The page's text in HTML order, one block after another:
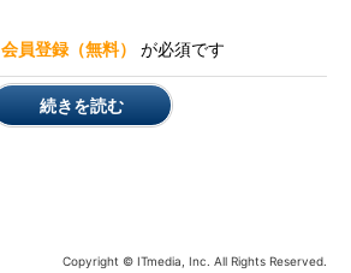
会員登録（無料） が必須です
続きを読む
Copyright © ITmedia, Inc. All Rights Reserved.